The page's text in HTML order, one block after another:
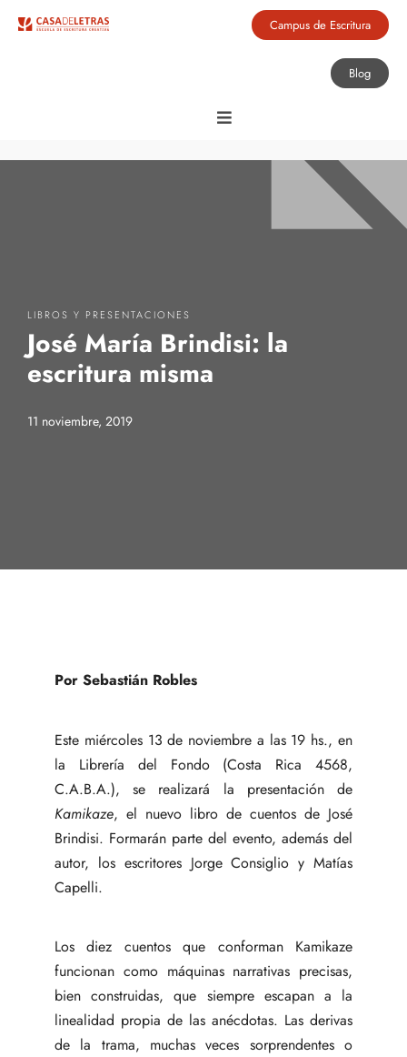
Campus de Escritura
Blog
LIBROS Y PRESENTACIONES
José María Brindisi: la
escritura misma
11 noviembre, 2019
Por Sebastián Robles
Este miércoles 13 de noviembre a las 19 hs., en
la Librería del Fondo (Costa Rica 4568,
C.A.B.A.), se realizará la presentación de
Kamikaze, el nuevo libro de cuentos de José
Brindisi. Formarán parte del evento, además del
autor, los escritores Jorge Consiglio y Matías
Capelli.
Los diez cuentos que conforman Kamikaze
funcionan como máquinas narrativas precisas,
bien construidas, que siempre escapan a la
linealidad propia de las anécdotas. Las derivas
de la trama, muchas veces sorprendentes o